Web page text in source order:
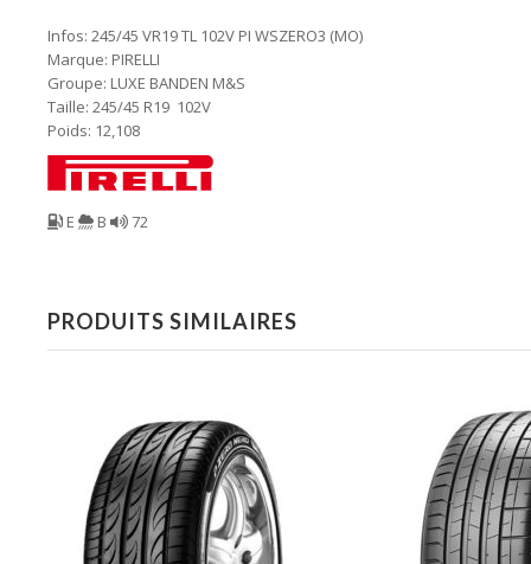
Infos: 245/45 VR19 TL 102V PI WSZERO3 (MO)
Marque: PIRELLI
Groupe: LUXE BANDEN M&S
Taille: 245/45 R19 102V
Poids: 12,108
E B 72
PRODUITS SIMILAIRES